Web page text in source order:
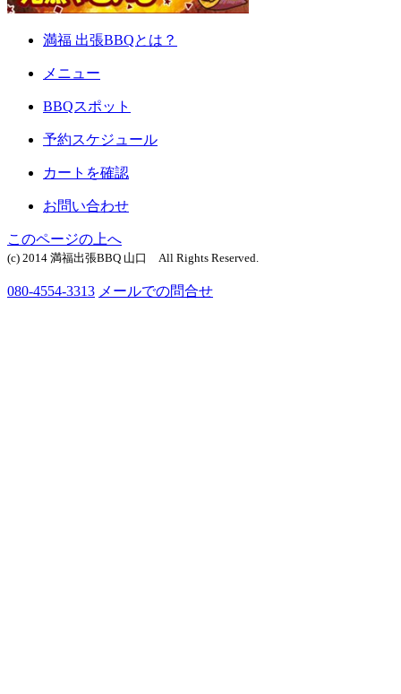
満福 出張BBQとは？
メニュー
BBQスポット
予約スケジュール
カートを確認
お問い合わせ
このページの上へ
(c) 2014 満福出張BBQ 山口 All Rights Reserved.
080-4554-3313 メールでの問合せ